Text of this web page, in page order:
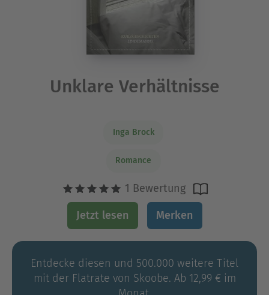
Unklare Verhältnisse
Inga Brock
Romance
1 Bewertung
Jetzt lesen Merken
Entdecke diesen und 500.000 weitere Titel
mit der Flatrate von Skoobe. Ab 12,99 € im